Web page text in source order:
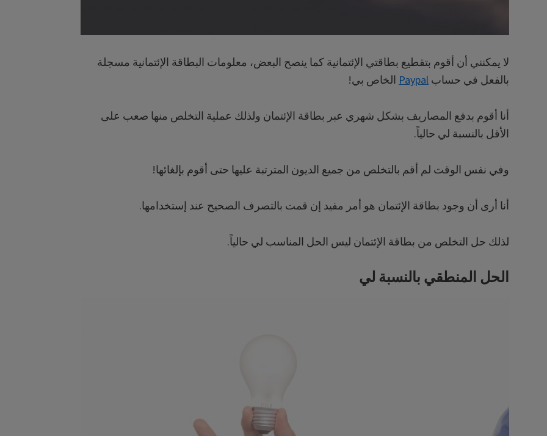
لا يمكنني أن أقوم بتقطيع بطاقتي الإئتمانية كما ينصح البعض، معلومات البطاقة الإئتمانية مسجلة
بالفعل في حساب Paypal الخاص بي!
أنا أقوم بدفع المصاريف بشكل شهري عبر بطاقة الإئتمان ولذلك عملية التخلص منها صعب على
الأقل بالنسبة لي حالياً.
وفي نفس الوقت لم أقم بالتخلص من جميع الديون المترتبة عليها حتى أقوم بإلغائها!
أنا أرى أن وجود بطاقة الإئتمان هو أمر مفيد إن قمت بالتصرف الصحيح عند إستخدامها.
لذلك حل التخلص من بطاقة الإئتمان ليس الحل المناسب لي حالياً.
الحل المنطقي بالنسبة لي